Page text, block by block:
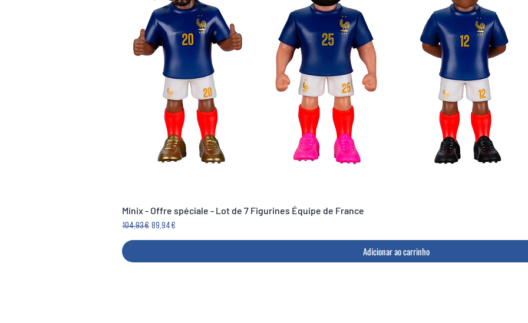
Minix - Offre spéciale - Lot de 7 Figurines Équipe de France
Preço normal
104,93 € Preço promocional
89,94 €
Adicionar ao carrinho